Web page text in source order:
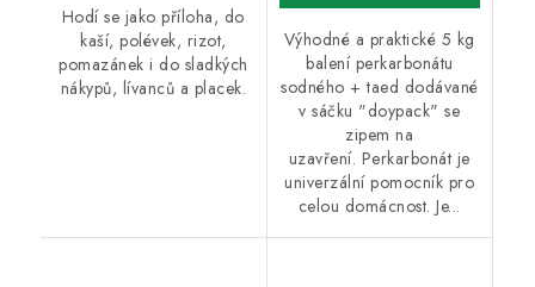
Hodí se jako příloha, do
kaší, polévek, rizot,
pomazánek i do sladkých
nákypů, lívanců a placek.
Výhodné a praktické 5 kg
balení perkarbonátu
sodného + taed dodávané
v sáčku "doypack" se
zipem na
uzavření. Perkarbonát je
univerzální pomocník pro
celou domácnost. Je...